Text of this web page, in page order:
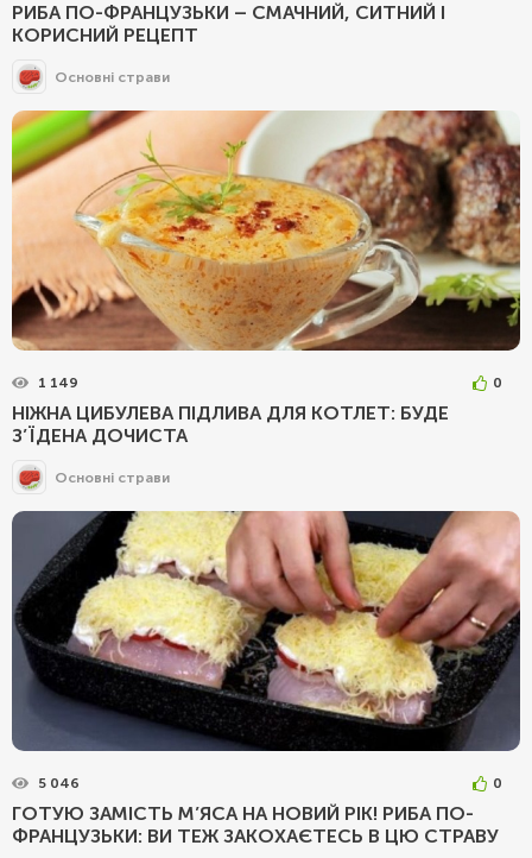
РИБА ПО-ФРАНЦУЗЬКИ – СМАЧНИЙ, СИТНИЙ І
КОРИСНИЙ РЕЦЕПТ
Основні страви
1 149 0
НІЖНА ЦИБУЛЕВА ПІДЛИВА ДЛЯ КОТЛЕТ: БУДЕ
З’ЇДЕНА ДОЧИСТА
Основні страви
5 046 0
ГОТУЮ ЗАМІСТЬ М’ЯСА НА НОВИЙ РІК! РИБА ПО-
ФРАНЦУЗЬКИ: ВИ ТЕЖ ЗАКОХАЄТЕСЬ В ЦЮ СТРАВУ